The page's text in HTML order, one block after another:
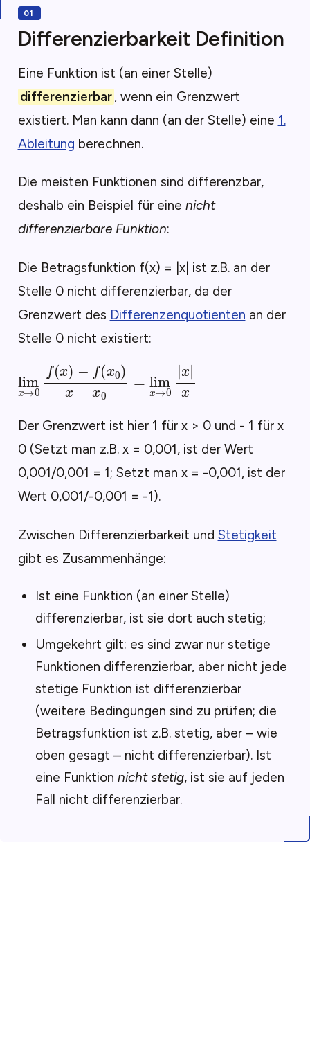
Differenzierbarkeit Definition
Eine Funktion ist (an einer Stelle)
differenzierbar, wenn ein Grenzwert
existiert. Man kann dann (an der Stelle) eine 1.
Ableitung berechnen.
Die meisten Funktionen sind differenzbar,
deshalb ein Beispiel für eine nicht
differenzierbare Funktion:
Die Betragsfunktion f(x) = |x| ist z.B. an der
Stelle 0 nicht differenzierbar, da der
Grenzwert des Differenzenquotienten an der
Stelle 0 nicht existiert:
limx→ f(x)−f x0=
Der Grenzwert ist hier 1 für x > 0 und - 1 für x
0 (Setzt man z.B. x = 0,001, ist der Wert
0,001/0,001 = 1; Setzt man x = -0,001, ist der
Wert 0,001/-0,001 = -1).
Zwischen Differenzierbarkeit und Stetigkeit
gibt es Zusammenhänge:
Ist eine Funktion (an einer Stelle)
differenzierbar, ist sie dort auch stetig;
Umgekehrt gilt: es sind zwar nur stetige
Funktionen differenzierbar, aber nicht jede
stetige Funktion ist differenzierbar
(weitere Bedingungen sind zu prüfen; die
Betragsfunktion ist z.B. stetig, aber – wie
oben gesagt – nicht differenzierbar). Ist
eine Funktion nicht stetig, ist sie auf jeden
Fall nicht differenzierbar.